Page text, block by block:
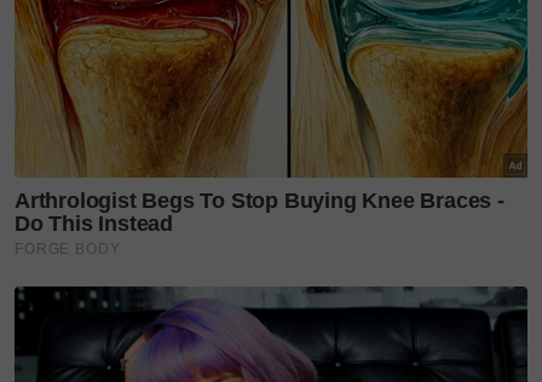
“Disebabkan terikat dengan nasihat orang dulu-dulu
kononnya orang demam tak elok makan mi laksa
yang dimasak dalam acuan tembaga, isterinya